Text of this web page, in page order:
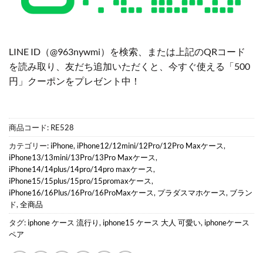
LINE ID（@963nywmi）を検索、または上記のQRコード
を読み取り、友だち追加いただくと、今すぐ使える「500
円」クーポンをプレゼント中！
商品コード: RE528
カテゴリー: iPhone, iPhone12/12mini/12Pro/12Pro Maxケース,
iPhone13/13mini/13Pro/13Pro Maxケース,
iPhone14/14plus/14pro/14pro maxケース,
iPhone15/15plus/15pro/15promaxケース,
iPhone16/16Plus/16Pro/16ProMaxケース, プラダスマホケース, ブラン
ド, 全商品
タグ: iphone ケース 流行り, iphone15 ケース 大人 可愛い, iphoneケース
ペア